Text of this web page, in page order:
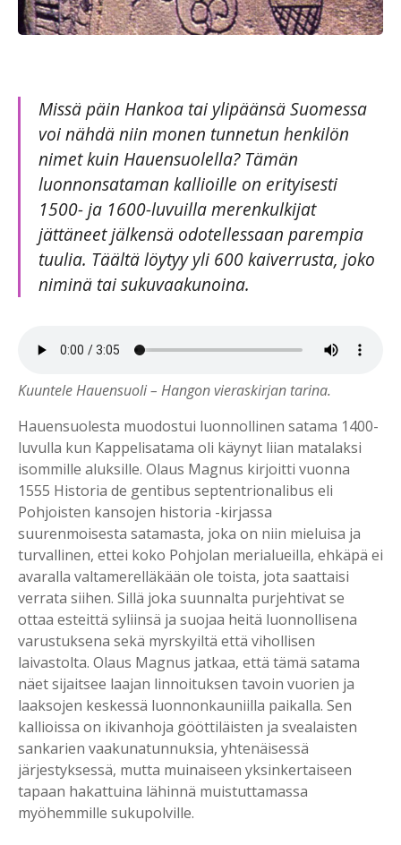
Missä päin Hankoa tai ylipäänsä Suomessa
voi nähdä niin monen tunnetun henkilön
nimet kuin Hauensuolella? Tämän
luonnonsataman kallioille on erityisesti
1500- ja 1600-luvuilla merenkulkijat
jättäneet jälkensä odotellessaan parempia
tuulia. Täältä löytyy yli 600 kaiverrusta, joko
niminä tai sukuvaakunoina.
Kuuntele Hauensuoli – Hangon vieraskirjan tarina.
Hauensuolesta muodostui luonnollinen satama 1400-
luvulla kun Kappelisatama oli käynyt liian matalaksi
isommille aluksille. Olaus Magnus kirjoitti vuonna
1555 Historia de gentibus septentrionalibus eli
Pohjoisten kansojen historia -kirjassa
suurenmoisesta satamasta, joka on niin mieluisa ja
turvallinen, ettei koko Pohjolan merialueilla, ehkäpä ei
avaralla valtamerelläkään ole toista, jota saattaisi
verrata siihen. Sillä joka suunnalta purjehtivat se
ottaa esteittä syliinsä ja suojaa heitä luonnollisena
varustuksena sekä myrskyiltä että vihollisen
laivastolta. Olaus Magnus jatkaa, että tämä satama
näet sijaitsee laajan linnoituksen tavoin vuorien ja
laaksojen keskessä luonnonkauniilla paikalla. Sen
kallioissa on ikivanhoja gööttiläisten ja svealaisten
sankarien vaakunatunnuksia, yhtenäisessä
järjestyksessä, mutta muinaiseen yksinkertaiseen
tapaan hakattuina lähinnä muistuttamassa
myöhemmille sukupolville.